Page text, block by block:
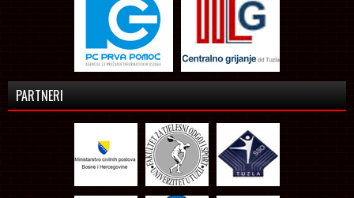
PARTNERI